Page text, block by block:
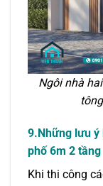
Ngôi nhà
9.Những lưu ý
phố 6m 2 tầng
Khi thi công